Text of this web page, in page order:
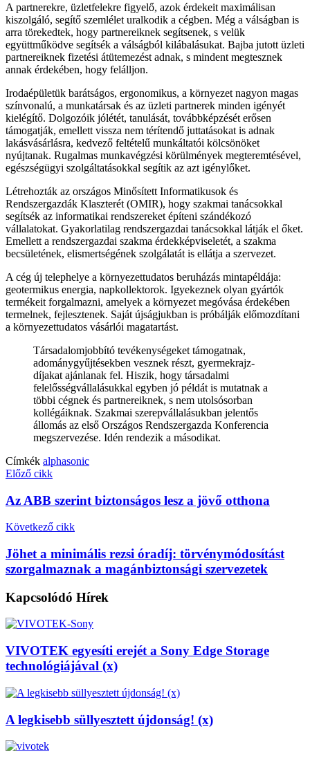
A partnerekre, üzletfelekre figyelő, azok érdekeit maximálisan
kiszolgáló, segítő szemlélet uralkodik a cégben. Még a válságban is
arra törekedtek, hogy partnereiknek segítsenek, s velük
együttműködve segítsék a válságból kilábalásukat. Bajba jutott üzleti
partnereiknek fizetési átütemezést adnak, s mindent megtesznek
annak érdekében, hogy felálljon.
Irodaépületük barátságos, ergonomikus, a környezet nagyon magas
színvonalú, a munkatársak és az üzleti partnerek minden igényét
kielégítő. Dolgozóik jólétét, tanulását, továbbképzését erősen
támogatják, emellett vissza nem térítendő juttatásokat is adnak
lakásvásárlásra, kedvező feltételű munkáltatói kölcsönöket
nyújtanak. Rugalmas munkavégzési körülmények megteremtésével,
egészségügyi szolgáltatásokkal segítik az azt igénylőket.
Létrehozták az országos Minősített Informatikusok és
Rendszergazdák Klaszterét (OMIR), hogy szakmai tanácsokkal
segítsék az informatikai rendszereket építeni szándékozó
vállalatokat. Gyakorlatilag rendszergazdai tanácsokkal látják el őket.
Emellett a rendszergazdai szakma érdekképviseletét, a szakma
becsületének, elismertségének szolgálatát is ellátja a szervezet.
A cég új telephelye a környezettudatos beruházás mintapéldája:
geotermikus energia, napkollektorok. Igyekeznek olyan gyártók
termékeit forgalmazni, amelyek a környezet megóvása érdekében
termelnek, fejlesztenek. Saját újságjukban is próbálják előmozdítani
a környezettudatos vásárlói magatartást.
Társadalomjobbító tevékenységeket támogatnak,
adománygyűjtésekben vesznek részt, gyermekrajz-
díjakat ajánlanak fel. Hiszik, hogy társadalmi
felelősségvállalásukkal egyben jó példát is mutatnak a
többi cégnek és partnereiknek, s nem utolsósorban
kollégáiknak. Szakmai szerepvállalásukban jelentős
állomás az első Országos Rendszergazda Konferencia
megszervezése. Idén rendezik a másodikat.
Címkék alphasonic
Előző cikk
Az ABB szerint biztonságos lesz a jövő otthona
Következő cikk
Jöhet a minimális rezsi óradíj: törvénymódosítást
szorgalmaznak a magánbiztonsági szervezetek
Kapcsolódó Hírek
VIVOTEK egyesíti erejét a Sony Edge Storage
technológiájával (x)
A legkisebb süllyesztett újdonság! (x)